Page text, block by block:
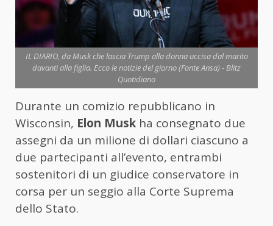
IL DIARIO, da Musk che lascia Trump alla donna uccisa dal marito
davanti alla figlia. Ecco le notizie del giorno (Fonte Ansa) - Blitz
Quotidiano
Durante un comizio repubblicano in
Wisconsin, Elon Musk ha consegnato due
assegni da un milione di dollari ciascuno a
due partecipanti all’evento, entrambi
sostenitori di un giudice conservatore in
corsa per un seggio alla Corte Suprema
dello Stato.